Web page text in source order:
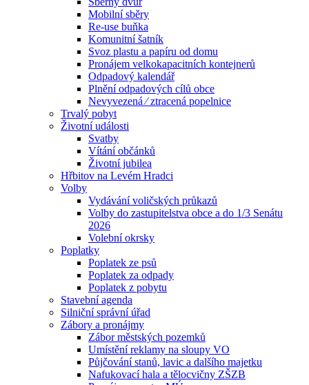
Mobilní sběry
Re-use buňka
Komunitní šatník
Svoz plastu a papíru od domu
Pronájem velkokapacitních kontejnerů
Odpadový kalendář
Plnění odpadových cílů obce
Nevyvezená ⁄ ztracená popelnice
Trvalý pobyt
Životní události
Svatby
Vítání občánků
Životní jubilea
Hřbitov na Levém Hradci
Volby
Vydávání voličských průkazů
Volby do zastupitelstva obce a do 1/3 Senátu
2026
Volební okrsky
Poplatky
Poplatek ze psů
Poplatek za odpady
Poplatek z pobytu
Stavební agenda
Silniční správní úřad
Zábory a pronájmy
Zábor městských pozemků
Umístění reklamy na sloupy VO
Půjčování stanů, lavic a dalšího majetku
Nafukovací hala a tělocvičny ZŠZB